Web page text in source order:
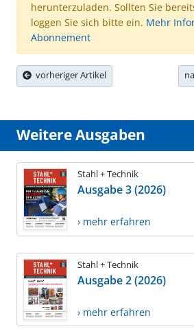
herunterzuladen. Sollten Sie
loggen Sie sich bitte ein. Mehr
Abonnement
vorheriger Artikel
Weitere Ausgaben
Stahl + Technik
Ausgabe 3 (2026)
› mehr erfahren
Stahl + Technik
Ausgabe 2 (2026)
› mehr erfahren